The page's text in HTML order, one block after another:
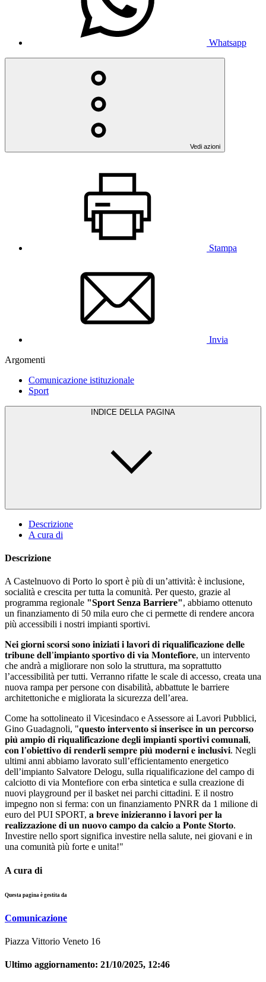
Whatsapp
Vedi azioni
Stampa
Invia
Argomenti
Comunicazione istituzionale
Sport
INDICE DELLA PAGINA
Descrizione
A cura di
Descrizione
A Castelnuovo di Porto lo sport è più di un’attività: è inclusione,
socialità e crescita per tutta la comunità. Per questo, grazie al
programma regionale "Sport Senza Barriere", abbiamo ottenuto
un finanziamento di 50 mila euro che ci permette di rendere ancora
più accessibili i nostri impianti sportivi.
𝐍𝐞𝐢 𝐠𝐢𝐨𝐫𝐧𝐢 𝐬𝐜𝐨𝐫𝐬𝐢 𝐬𝐨𝐧𝐨 𝐢𝐧𝐢𝐳𝐢𝐚𝐭𝐢 𝐢 𝐥𝐚𝐯𝐨𝐫𝐢 𝐝𝐢 𝐫𝐢𝐪𝐮𝐚𝐥𝐢𝐟𝐢𝐜𝐚𝐳𝐢𝐨𝐧𝐞 𝐝𝐞𝐥𝐥𝐞
𝐭𝐫𝐢𝐛𝐮𝐧𝐞 𝐝𝐞𝐥𝐥’𝐢𝐦𝐩𝐢𝐚𝐧𝐭𝐨 𝐬𝐩𝐨𝐫𝐭𝐢𝐯𝐨 𝐝𝐢 𝐯𝐢𝐚 𝐌𝐨𝐧𝐭𝐞𝐟𝐢𝐨𝐫𝐞, un intervento
che andrà a migliorare non solo la struttura, ma soprattutto
l’accessibilità per tutti. Verranno rifatte le scale di accesso, creata una
nuova rampa per persone con disabilità, abbattute le barriere
architettoniche e migliorata la sicurezza dell’area.
Come ha sottolineato il Vicesindaco e Assessore ai Lavori Pubblici,
Gino Guadagnoli, "𝐪𝐮𝐞𝐬𝐭𝐨 𝐢𝐧𝐭𝐞𝐫𝐯𝐞𝐧𝐭𝐨 𝐬𝐢 𝐢𝐧𝐬𝐞𝐫𝐢𝐬𝐜𝐞 𝐢𝐧 𝐮𝐧 𝐩𝐞𝐫𝐜𝐨𝐫𝐬𝐨
𝐩𝐢𝐮̀ 𝐚𝐦𝐩𝐢𝐨 𝐝𝐢 𝐫𝐢𝐪𝐮𝐚𝐥𝐢𝐟𝐢𝐜𝐚𝐳𝐢𝐨𝐧𝐞 𝐝𝐞𝐠𝐥𝐢 𝐢𝐦𝐩𝐢𝐚𝐧𝐭𝐢 𝐬𝐩𝐨𝐫𝐭𝐢𝐯𝐢 𝐜𝐨𝐦𝐮𝐧𝐚𝐥𝐢,
𝐜𝐨𝐧 𝐥’𝐨𝐛𝐢𝐞𝐭𝐭𝐢𝐯𝐨 𝐝𝐢 𝐫𝐞𝐧𝐝𝐞𝐫𝐥𝐢 𝐬𝐞𝐦𝐩𝐫𝐞 𝐩𝐢𝐮̀ 𝐦𝐨𝐝𝐞𝐫𝐧𝐢 𝐞 𝐢𝐧𝐜𝐥𝐮𝐬𝐢𝐯𝐢. Negli
ultimi anni abbiamo lavorato sull’efficientamento energetico
dell’impianto Salvatore Delogu, sulla riqualificazione del campo di
calciotto di via Montefiore con erba sintetica e sulla creazione di
nuovi playground per il basket nei parchi cittadini. E il nostro
impegno non si ferma: con un finanziamento PNRR da 1 milione di
euro del PUI SPORT, 𝐚 𝐛𝐫𝐞𝐯𝐞 𝐢𝐧𝐢𝐳𝐢𝐞𝐫𝐚𝐧𝐧𝐨 𝐢 𝐥𝐚𝐯𝐨𝐫𝐢 𝐩𝐞𝐫 𝐥𝐚
𝐫𝐞𝐚𝐥𝐢𝐳𝐳𝐚𝐳𝐢𝐨𝐧𝐞 𝐝𝐢 𝐮𝐧 𝐧𝐮𝐨𝐯𝐨 𝐜𝐚𝐦𝐩𝐨 𝐝𝐚 𝐜𝐚𝐥𝐜𝐢𝐨 𝐚 𝐏𝐨𝐧𝐭𝐞 𝐒𝐭𝐨𝐫𝐭𝐨.
Investire nello sport significa investire nella salute, nei giovani e in
una comunità più forte e unita!"
A cura di
Questa pagina è gestita da
Comunicazione
Piazza Vittorio Veneto 16
Ultimo aggiornamento: 21/10/2025, 12:46